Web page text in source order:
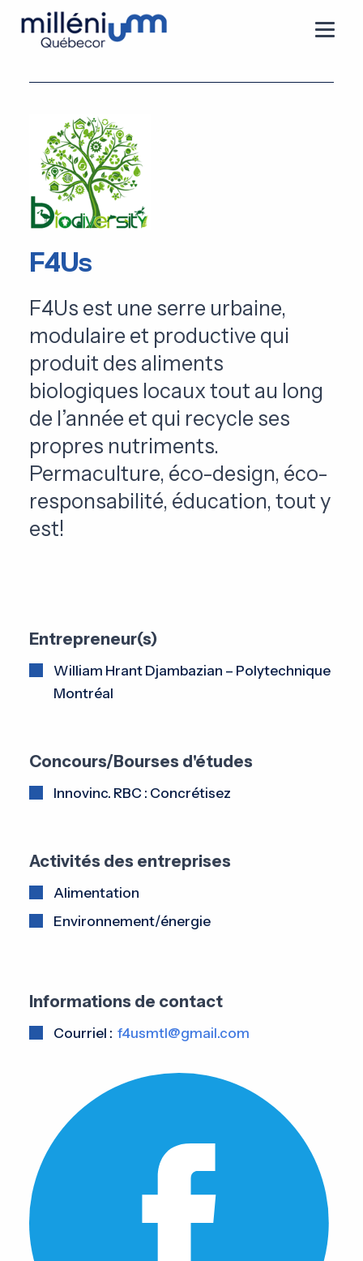
F4Us
F4Us est une serre urbaine,
modulaire et productive qui
produit des aliments
biologiques locaux tout au long
de l’année et qui recycle ses
propres nutriments.
Permaculture, éco-design, éco-
responsabilité, éducation, tout y
est!
Entrepreneur(s)
William Hrant Djambazian – Polytechnique
Montréal
Concours/Bourses d'études
Innovinc. RBC : Concrétisez
Activités des entreprises
Alimentation
Environnement/énergie
Informations de contact
Courriel : f4usmtl@gmail.com